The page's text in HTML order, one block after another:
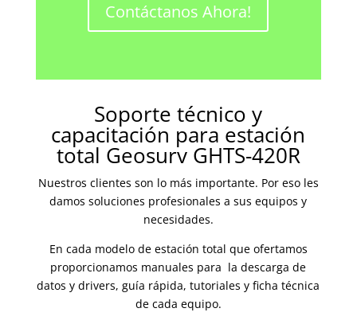
Contáctanos Ahora!
Soporte técnico y
capacitación para estación
total Geosurv GHTS-420R
Nuestros clientes son lo más importante. Por eso les
damos soluciones profesionales a sus equipos y
necesidades.
En cada modelo de estación total que ofertamos
proporcionamos manuales para la descarga de
datos y drivers, guía rápida, tutoriales y ficha técnica
de cada equipo.